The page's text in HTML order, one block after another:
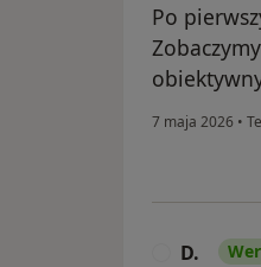
Po
7 maja 2026 •
D.